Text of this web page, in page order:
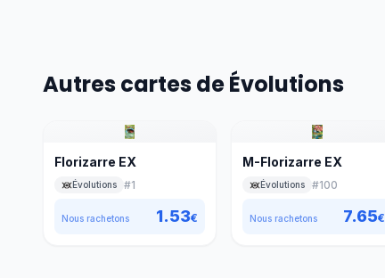
Autres cartes de Évolutions
Florizarre EX
Évolutions #1
Nous rachetons 1.53€
M-Florizarre EX
Évolutions #100
Nous rachetons 7.65€